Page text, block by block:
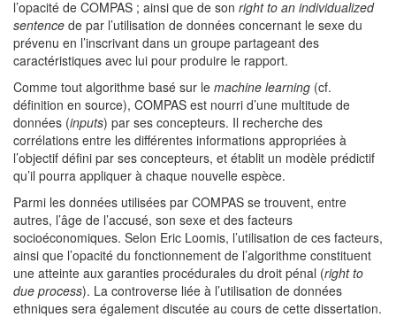
l’opacité de COMPAS ; ainsi que de son right to an individualized
sentence de par l’utilisation de données concernant le sexe du
prévenu en l’inscrivant dans un groupe partageant des
caractéristiques avec lui pour produire le rapport.
Comme tout algorithme basé sur le machine learning (cf.
définition en source), COMPAS est nourri d’une multitude de
données (inputs) par ses concepteurs. Il recherche des
corrélations entre les différentes informations appropriées à
l’objectif défini par ses concepteurs, et établit un modèle prédictif
qu’il pourra appliquer à chaque nouvelle espèce.
Parmi les données utilisées par COMPAS se trouvent, entre
autres, l’âge de l’accusé, son sexe et des facteurs
socioéconomiques. Selon Eric Loomis, l’utilisation de ces facteurs,
ainsi que l’opacité du fonctionnement de l’algorithme constituent
une atteinte aux garanties procédurales du droit pénal (right to
due process). La controverse liée à l’utilisation de données
ethniques sera également discutée au cours de cette dissertation.